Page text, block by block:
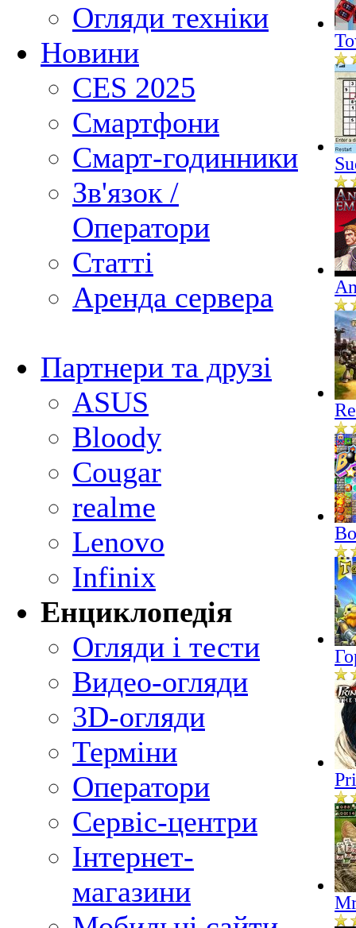
Огляди техніки
Новини
CES 2025
Смартфони
Смарт-годинники
Зв'язок /
Оператори
Статті
Аренда сервера
Партнери та друзі
ASUS
Bloody
Cougar
realme
Lenovo
Infinix
Енциклопедія
Огляди і тести
Видео-огляди
3D-огляди
Терміни
Оператори
Сервіс-центри
Інтернет-
магазини